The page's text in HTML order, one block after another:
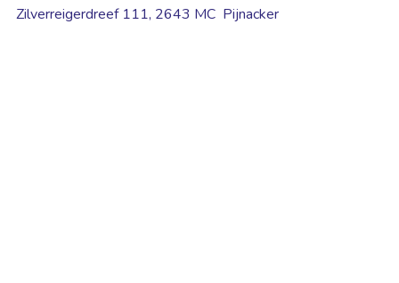
Zilverreigerdreef 111, 2643 MC Pijnacker